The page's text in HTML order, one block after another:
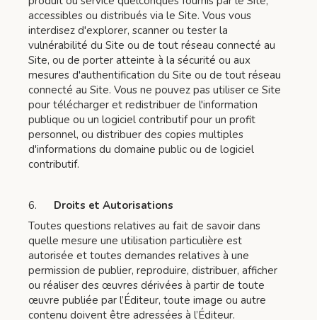
accessibles ou distribués via le Site. Vous vous
interdisez d'explorer, scanner ou tester la
vulnérabilité du Site ou de tout réseau connecté au
Site, ou de porter atteinte à la sécurité ou aux
mesures d'authentification du Site ou de tout réseau
connecté au Site. Vous ne pouvez pas utiliser ce Site
pour télécharger et redistribuer de l'information
publique ou un logiciel contributif pour un profit
personnel, ou distribuer des copies multiples
d'informations du domaine public ou de logiciel
contributif.
6. Droits et Autorisations
Toutes questions relatives au fait de savoir dans
quelle mesure une utilisation particulière est
autorisée et toutes demandes relatives à une
permission de publier, reproduire, distribuer, afficher
ou réaliser des œuvres dérivées à partir de toute
œuvre publiée par l’Éditeur, toute image ou autre
contenu doivent être adressées à l’Éditeur.